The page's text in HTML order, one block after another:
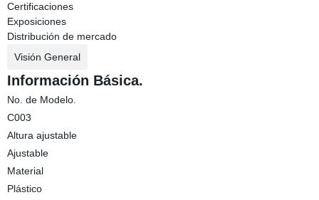
Certificaciones
Exposiciones
Distribución de mercado
Visión General
Información Básica.
No. de Modelo.
C003
Altura ajustable
Ajustable
Material
Plástico